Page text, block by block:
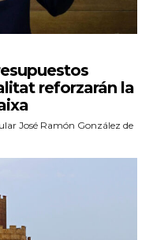
reforzarán la
José Ramón González de